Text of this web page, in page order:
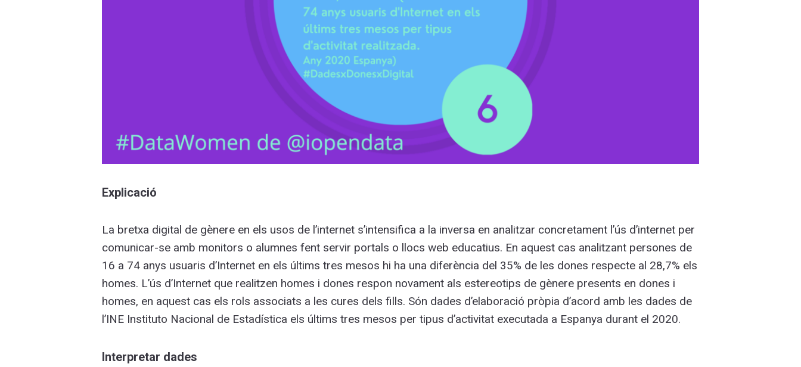
Explicació
La bretxa digital de gènere en els usos de l’internet s’intensifica a la inversa en analitzar concretament l’ús d’internet per
comunicar-se amb monitors o alumnes fent servir portals o llocs web educatius. En aquest cas analitzant persones de
16 a 74 anys usuaris d’Internet en els últims tres mesos hi ha una diferència del 35% de les dones respecte al 28,7% els
homes. L’ús d’Internet que realitzen homes i dones respon novament als estereotips de gènere presents en dones i
homes, en aquest cas els rols associats a les cures dels fills. Són dades d’elaboració pròpia d’acord amb les dades de
l’INE Instituto Nacional de Estadística els últims tres mesos per tipus d’activitat executada a Espanya durant el 2020.
Interpretar dades